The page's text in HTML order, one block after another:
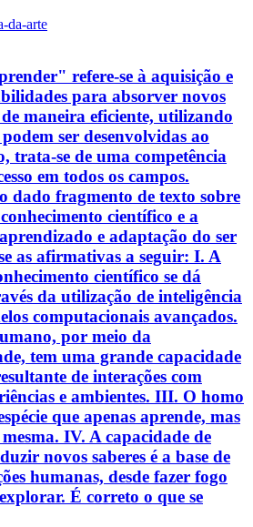
da-arte
refere-se à aquisição e
para absorver novos
maneira eficiente, utilizando
ser desenvolvidas ao
trata-se de uma competência
em todos os campos.
dado fragmento de texto sobre
científico e a
e adaptação do ser
as afirmativas a seguir: I. A
científico se dá
da utilização de inteligência
computacionais avançados.
por meio da
tem uma grande capacidade
de interações com
e ambientes. III. O homo
que apenas aprende, mas
IV. A capacidade de
novos saberes é a base de
humanas, desde fazer fogo
É correto o que se